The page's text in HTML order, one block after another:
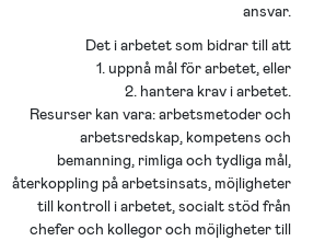
ansvar.
Det i arbetet som bidrar till att
1. uppnå mål för arbetet, eller
2. hantera krav i arbetet.
Resurser kan vara: arbetsmetoder och
arbetsredskap, kompetens och
bemanning, rimliga och tydliga mål,
återkoppling på arbetsinsats, möjligheter
till kontroll i arbetet, socialt stöd från
chefer och kollegor och möjligheter till